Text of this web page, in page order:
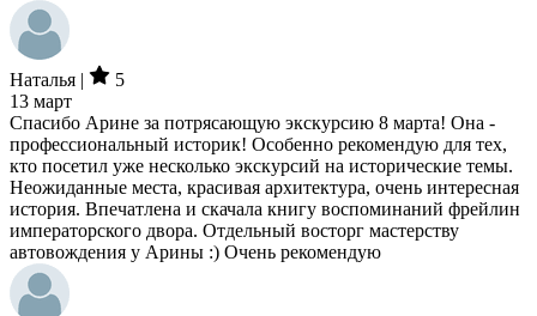
Наталья |
5
13 март
Спасибо Арине за потрясающую экскурсию 8 марта! Она -
профессиональный историк! Особенно рекомендую для тех,
кто посетил уже несколько экскурсий на исторические темы.
Неожиданные места, красивая архитектура, очень интересная
история. Впечатлена и скачала книгу воспоминаний фрейлин
императорского двора. Отдельный восторг мастерству
автовождения у Арины :) Очень рекомендую